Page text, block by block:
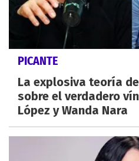
PICANTE
La explosiva teoría
sobre el verdadero
López y Wanda Nara